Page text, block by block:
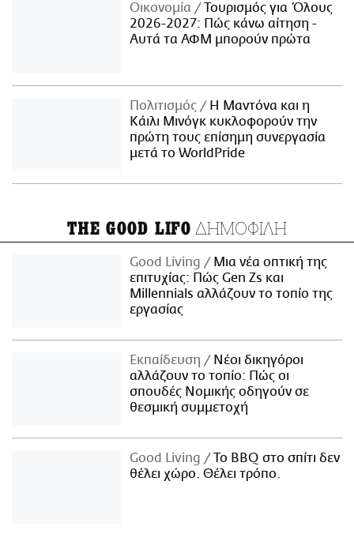
Οικονομία
Τουρισμός για Όλους
2026-2027: Πώς κάνω αίτηση -
Αυτά τα ΑΦΜ μπορούν πρώτα
Πολιτισμός
Η Μαντόνα και η
Κάιλι Μινόγκ κυκλοφορούν την
πρώτη τους επίσημη συνεργασία
μετά το WorldPride
THE GOOD LIFO ΔΗΜΟΦΙΛΗ
Good Living
Μια νέα οπτική της
επιτυχίας: Πώς Gen Zs και
Millennials αλλάζουν το τοπίο της
εργασίας
Εκπαίδευση
Νέοι δικηγόροι
αλλάζουν το τοπίο: Πώς οι
σπουδές Νομικής οδηγούν σε
θεσμική συμμετοχή
Good Living
Το BBQ στο σπίτι δεν
θέλει χώρο. Θέλει τρόπο.